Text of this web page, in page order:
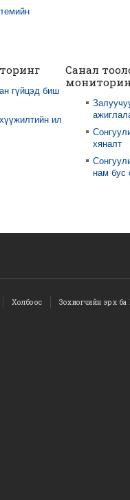
гүйцэд биш
ил
Санал
хяналт
нам бус
Холбоос Зохиогчийн эрх